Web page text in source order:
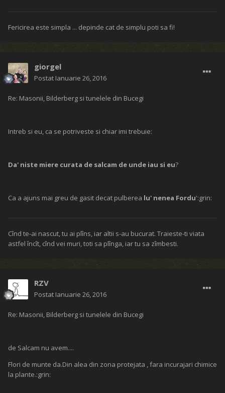
Fericirea este simpla ... depinde cat de simplu poti sa fi!
giorgel
Postat Ianuarie 26, 2016
Re: Masonii, Bilderberg si tunelele din Bucegi
Intreb si eu, ca se potriveste si chiar imi trebuie:
Da' niste miere curata de salcam de unde iau si eu?
Ca a ajuns mai greu de gasit decat pulberea lu' nenea Fordu':grin:
Cînd te-ai nascut, tu ai plîns, iar altii s-au bucurat. Traieste-ti viata
astfel încît, cînd vei muri, toti sa plînga, iar tu sa zîmbesti.
RZV
Postat Ianuarie 26, 2016
Re: Masonii, Bilderberg si tunelele din Bucegi
de Salcam nu avem....
Flori de munte da.Din alea din zona protejata , fara incurajari chimice
la plante.:grin: